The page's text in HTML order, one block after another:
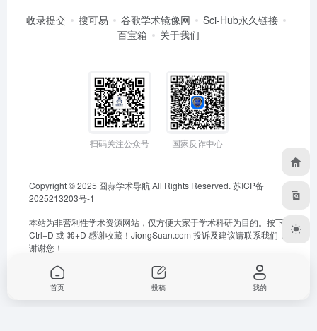
收录提交 搜可易 谷歌学术镜像网
Sci-Hub永久链接
百宝箱
关于我们
扫码关注公众号 国家反诈中心
Copyright © 2025 囧蒜学术导航All Rights Reserved. 苏ICP备
2025213203号-1
本站为非营利性学术资源网站，仅方便大家于学术科研为目的。按下
Ctrl+D 或 ⌘+D 感谢收藏！ JiongSuan.com 投诉及建议请联系我们，
谢谢您！
首页 投稿 我的